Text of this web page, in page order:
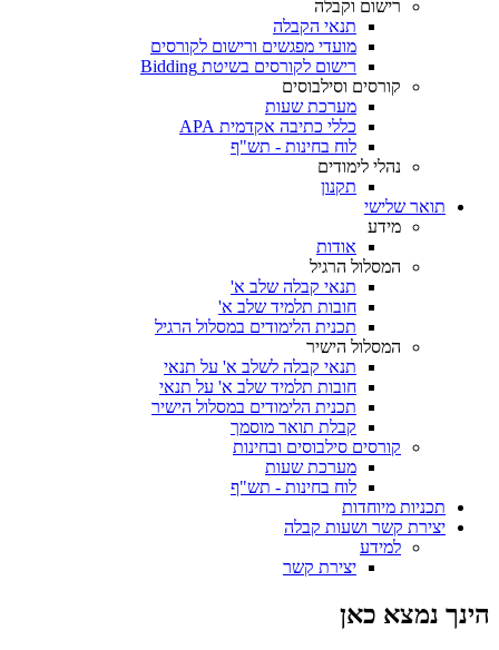
רישום וקבלה
תנאי הקבלה
מועדי מפגשים ורישום לקורסים
רישום לקורסים בשיטת Bidding
קורסים וסילבוסים
מערכת שעות
כללי כתיבה אקדמית APA
לוח בחינות - תש"ף
נהלי לימודים
תקנון
תואר שלישי
מידע
אודות
המסלול הרגיל
תנאי קבלה שלב א'
חובות תלמיד שלב א'
תכנית הלימודים במסלול הרגיל
המסלול הישיר
תנאי קבלה לשלב א' על תנאי
חובות תלמיד שלב א' על תנאי
תכנית הלימודים במסלול הישיר
קבלת תואר מוסמך
קורסים סילבוסים ובחינות
מערכת שעות
לוח בחינות - תש"ף
תכניות מיוחדות
יצירת קשר ושעות קבלה
למידע
יצירת קשר
הינך נמצא כאן